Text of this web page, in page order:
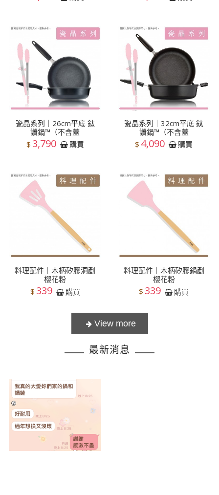
瓷晶系列｜26cm平底 鈦
讚鍋™（不含蓋
$ 3,790 購買
瓷晶系列｜32cm平底 鈦
讚鍋™（不含蓋
$ 4,090 購買
料理配件｜木柄矽膠洞剷
櫻花粉
$ 339 購買
料理配件｜木柄矽膠鍋剷
櫻花粉
$ 339 購買
最新消息